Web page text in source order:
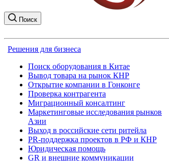
Поиск
Решения для бизнеса
Поиск оборудования в Китае
Вывод товара на рынок КНР
Открытие компании в Гонконге
Проверка контрагента
Миграционный консалтинг
Маркетинговые исследования рынков
Азии
Выход в российские сети ритейла
PR-поддержка проектов в РФ и КНР
Юридическая помощь
GR и внешние коммуникации